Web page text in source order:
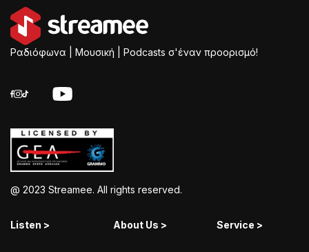
Ραδιόφωνα | Μουσική | Podcasts σ'έναν προορισμό!
@ 2023 Streamee. All rights reserved.
Listen > About Us > Service >